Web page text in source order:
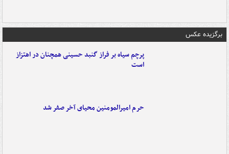
برگزیده عکس
پرچم سیاه بر فراز گنبد حسینی همچنان در اهتزاز
است
حرم امیرالمومنین محیای آخر صفر شد